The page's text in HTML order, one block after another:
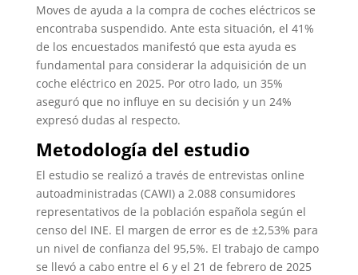
Moves de ayuda a la compra de coches eléctricos se
encontraba suspendido. Ante esta situación, el 41%
de los encuestados manifestó que esta ayuda es
fundamental para considerar la adquisición de un
coche eléctrico en 2025. Por otro lado, un 35%
aseguró que no influye en su decisión y un 24%
expresó dudas al respecto.
Metodología del estudio
El estudio se realizó a través de entrevistas online
autoadministradas (CAWI) a 2.088 consumidores
representativos de la población española según el
censo del INE. El margen de error es de ±2,53% para
un nivel de confianza del 95,5%. El trabajo de campo
se llevó a cabo entre el 6 y el 21 de febrero de 2025